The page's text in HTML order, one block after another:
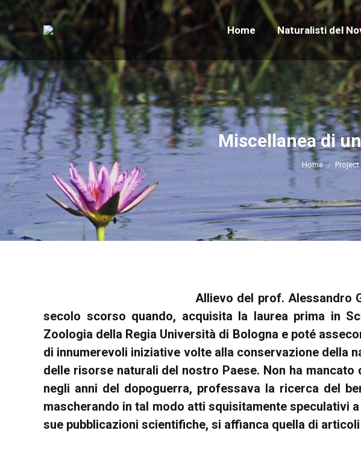
Home Naturalisti del
Miscellanea di
Home Project
Allievo del prof. Alessandro
secolo scorso quando, acquisita la laurea prima in
Zoologia della Regia Università di Bologna e poté
di innumerevoli iniziative volte alla conservazione della
delle risorse naturali del nostro Paese. Non ha
negli anni del dopoguerra, professava la ricerca del
mascherando in tal modo atti squisitamente speculativi
sue pubblicazioni scientifiche, si affianca quella di
Home Naturalisti del